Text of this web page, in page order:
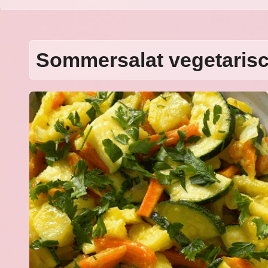
Sommersalat